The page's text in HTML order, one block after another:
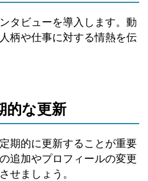
タビューを導入します。動
柄や仕事に対する情熱を伝
的な更新
期的に更新することが重要
追加やプロフィールの変更
せましょう。